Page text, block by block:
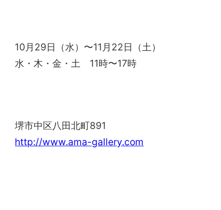
10月29日（水）〜11月22日（土）
水・木・金・土 11時〜17時
堺市中区八田北町891
http://www.ama-gallery.com